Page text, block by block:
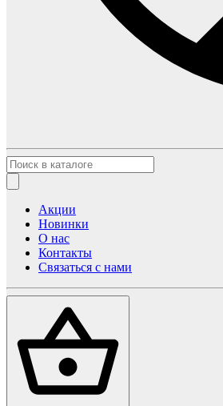
Акции
Новинки
О нас
Контакты
Связаться с нами